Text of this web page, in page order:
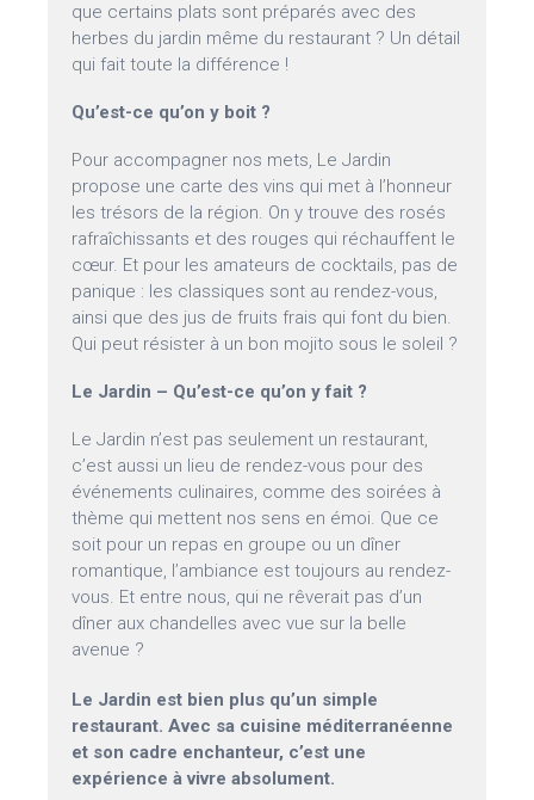
que certains plats sont préparés avec des
herbes du jardin même du restaurant ? Un détail
qui fait toute la différence !
Qu’est-ce qu’on y boit ?
Pour accompagner nos mets, Le Jardin
propose une carte des vins qui met à l’honneur
les trésors de la région. On y trouve des rosés
rafraîchissants et des rouges qui réchauffent le
cœur. Et pour les amateurs de cocktails, pas de
panique : les classiques sont au rendez-vous,
ainsi que des jus de fruits frais qui font du bien.
Qui peut résister à un bon mojito sous le soleil ?
Le Jardin – Qu’est-ce qu’on y fait ?
Le Jardin n’est pas seulement un restaurant,
c’est aussi un lieu de rendez-vous pour des
événements culinaires, comme des soirées à
thème qui mettent nos sens en émoi. Que ce
soit pour un repas en groupe ou un dîner
romantique, l’ambiance est toujours au rendez-
vous. Et entre nous, qui ne rêverait pas d’un
dîner aux chandelles avec vue sur la belle
avenue ?
Le Jardin est bien plus qu’un simple
restaurant. Avec sa cuisine méditerranéenne
et son cadre enchanteur, c’est une
expérience à vivre absolument.